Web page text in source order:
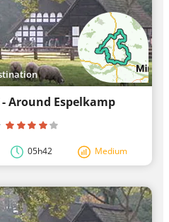
Around Espelkamp
·
05h42 Medium